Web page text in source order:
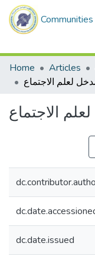
Home
Articles
لعلم الاجتماع
الاجتماع
dc.date.issued